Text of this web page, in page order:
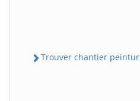
Trouver chantier